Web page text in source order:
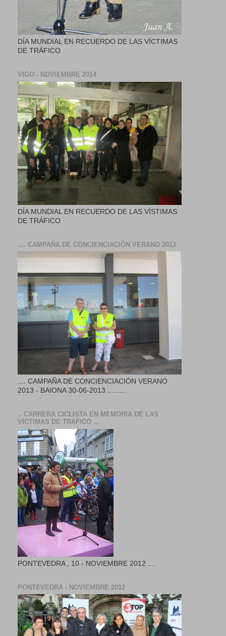
DÍA MUNDIAL EN RECUERDO DE LAS VÍCTIMAS
DE TRÁFICO
VIGO - NOVIEMBRE 2014
DÍA MUNDIAL EN RECUERDO DE LAS VÍSTIMAS
DE TRÁFICO
.... CAMPAÑA DE CONCIENCIACIÓN VERANO 2013
.... CAMPAÑA DE CONCIENCIACIÓN VERANO
2013 - BAIONA 30-06-2013 .........
.. CARRERA CICLISTA EN MEMORIA DE LAS
VÍCTIMAS DE TRÁFICO ...
PONTEVEDRA , 10 - NOVIEMBRE 2012 ....
PONTEVEDRA - NOVIEMBRE 2012